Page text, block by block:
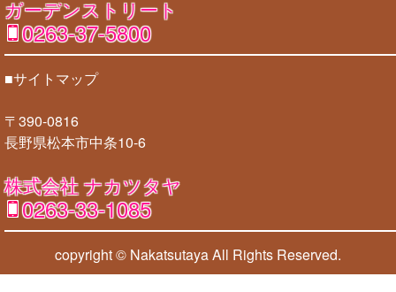
ガーデンストリート
0263-37-5800
■サイトマップ
〒390-0816
長野県松本市中条10-6
株式会社 ナカツタヤ
0263-33-1085
copyright © NakatsutayaAll Rights Reserved.